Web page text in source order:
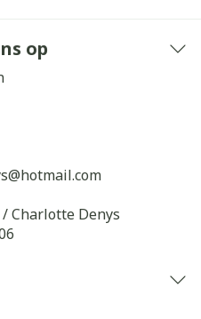
op
hotmail.com
Charlotte Denys